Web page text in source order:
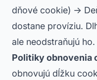
dňové cookie) →
dostane províziu.
ale neodstraňujú ho.
Politiky obnovenia
obnovujú dĺžku